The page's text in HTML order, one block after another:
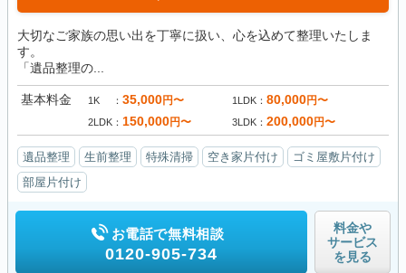
大切なご家族の思い出を丁寧に扱い、心を込めて整理いたしま
す。
「遺品整理の...
基本料金 1K 35,000円〜 1LDK 80,000円〜
2LDK 150,000円〜 3LDK 200,000円〜
遺品整理 生前整理 特殊清掃 空き家片付け
ゴミ屋敷片付け
部屋片付け
お電話で無料相談
0120-905-734
料金や
サービス
を見る